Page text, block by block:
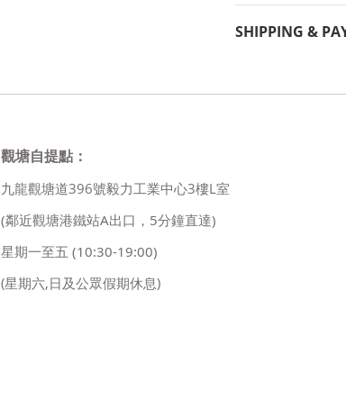
SHIPPING &
觀塘自提點：
九龍觀塘道396號毅力工業中心3樓L室
(鄰近觀塘港鐵站A出口，5分鐘直達)
星期一至五 (10:30-19:00)
(星期六,日及公眾假期休息)